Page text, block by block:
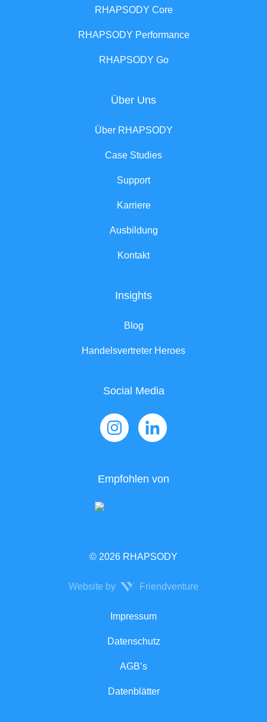
RHAPSODY Core
RHAPSODY Performance
RHAPSODY Go
Über Uns
Über RHAPSODY
Case Studies
Support
Karriere
Ausbildung
Kontakt
Insights
Blog
Handelsvertreter Heroes
Social Media
Empfohlen von
© 2026 RHAPSODY
Website by Friendventure
Impressum
Datenschutz
AGB’s
Datenblätter